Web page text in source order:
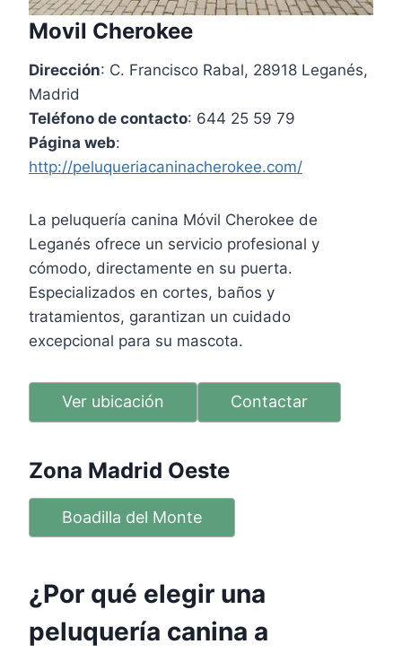
Movil Cherokee
Dirección: C. Francisco Rabal, 28918 Leganés,
Madrid
Teléfono de contacto: 644 25 59 79
Página web:
http://peluqueriacaninacherokee.com/
La peluquería canina Móvil Cherokee de
Leganés ofrece un servicio profesional y
cómodo, directamente en su puerta.
Especializados en cortes, baños y
tratamientos, garantizan un cuidado
excepcional para su mascota.
Ver ubicación Contactar
Zona Madrid Oeste
Boadilla del Monte
¿Por qué elegir una
peluquería canina a